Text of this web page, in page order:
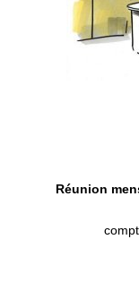
Réunion